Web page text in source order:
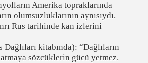
Amerika topraklarında
olumsuzluklarının aynısıydı.
Rus tarihinde kan izlerini
kitabında): “Dağlıların
sözcüklerin gücü yetmez.